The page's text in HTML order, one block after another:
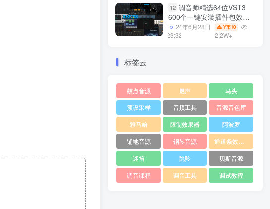
12 调音师精选64位VST3
600个一键安装插件包效果
器集合10G WiN
24年6月28日
23:32
Y币10
2.2W+
标签云
鼓点音源 魅声
马头
预设采样
音频工具
音源音色库
雅马哈
限制效果器
阿波罗
铺地音源
钢琴音源
通道条效果器
迷笛
跳羚
贝斯音源
调音课程
调音工具 调试教程